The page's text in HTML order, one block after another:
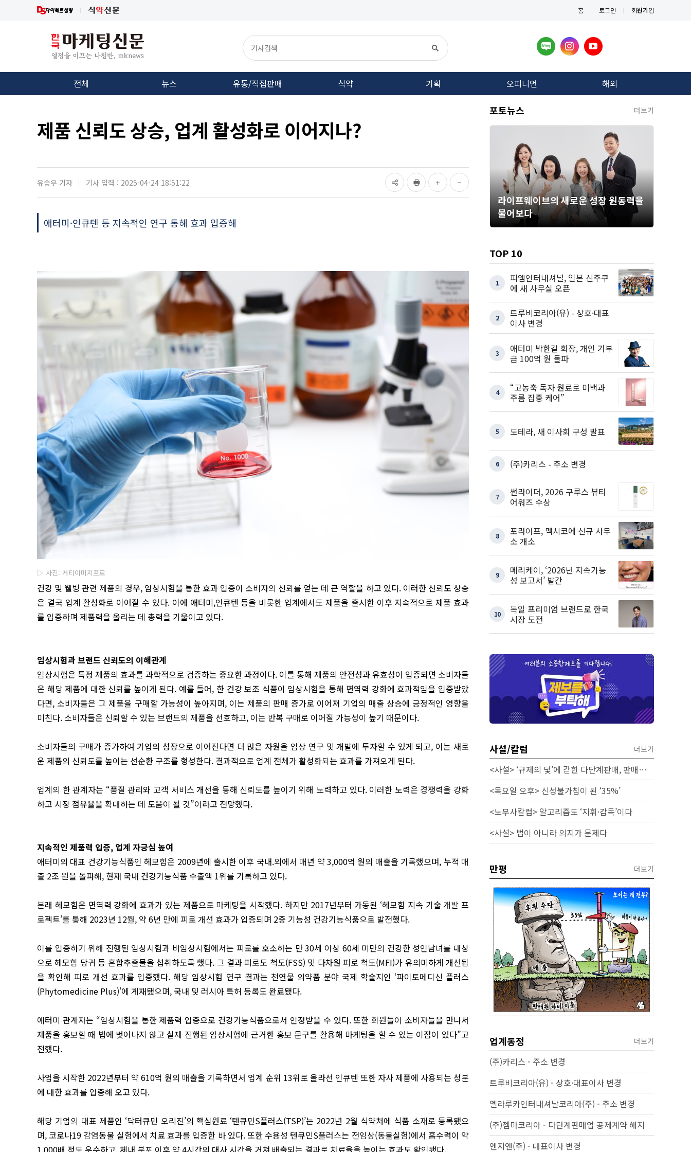
홈 로그인 회원가입
전체 뉴스 유통/직접판매 식약 기획 오피니언 해외
제품 신뢰도 상승, 업계 활성화로 이어지나?
유승우 기자 기사 입력 : 2025-04-24 18:51:22
애터미·인큐텐 등 지속적인 연구 통해 효과 입증해
▷ 사진: 게티이미지프로
건강 및 웰빙 관련 제품의 경우, 임상시험을 통한 효과 입증이 소비자의 신뢰를 얻는 데 큰 역할을 하고 있다. 이러한 신뢰도 상승
은 결국 업계 활성화로 이어질 수 있다. 이에 애터미,인큐텐 등을 비롯한 업계에서도 제품을 출시한 이후 지속적으로 제품 효과
를 입증하며 제품력을 올리는 데 총력을 기울이고 있다.
임상시험과 브랜드 신뢰도의 이해관계
임상시험은 특정 제품의 효과를 과학적으로 검증하는 중요한 과정이다. 이를 통해 제품의 안전성과 유효성이 입증되면 소비자들
은 해당 제품에 대한 신뢰를 높이게 된다. 예를 들어, 한 건강 보조 식품이 임상시험을 통해 면역력 강화에 효과적임을 입증받았
다면, 소비자들은 그 제품을 구매할 가능성이 높아지며, 이는 제품의 판매 증가로 이어져 기업의 매출 상승에 긍정적인 영향을
미친다. 소비자들은 신뢰할 수 있는 브랜드의 제품을 선호하고, 이는 반복 구매로 이어질 가능성이 높기 때문이다.
소비자들의 구매가 증가하여 기업의 성장으로 이어진다면 더 많은 자원을 임상 연구 및 개발에 투자할 수 있게 되고, 이는 새로
운 제품의 신뢰도를 높이는 선순환 구조를 형성한다. 결과적으로 업계 전체가 활성화되는 효과를 가져오게 된다.
업계의 한 관계자는 “품질 관리와 고객 서비스 개선을 통해 신뢰도를 높이기 위해 노력하고 있다. 이러한 노력은 경쟁력을 강화
하고 시장 점유율을 확대하는 데 도움이 될 것”이라고 전망했다.
지속적인 제품력 입증, 업계 자긍심 높여
애터미의 대표 건강기능식품인 헤모힘은 2009년에 출시한 이후 국내.외에서 매년 약 3,000억 원의 매출을 기록했으며, 누적 매
출 2조 원을 돌파해, 현재 국내 건강기능식품 수출액 1위를 기록하고 있다.
본래 헤모힘은 면역력 강화에 효과가 있는 제품으로 마케팅을 시작했다. 하지만 2017년부터 가동된 ‘헤모힘 지속 기술 개발 프
로젝트’를 통해 2023년 12월, 약 6년 만에 피로 개선 효과가 입증되며 2중 기능성 건강기능식품으로 발전했다.
이를 입증하기 위해 진행된 임상시험과 비임상시험에서는 피로를 호소하는 만 30세 이상 60세 미만의 건강한 성인남녀를 대상
으로 헤모힘 당귀 등 혼합추출물을 섭취하도록 했다. 그 결과 피로도 척도(FSS) 및 다차원 피로 척도(MFI)가 유의미하게 개선됨
을 확인해 피로 개선 효과를 입증했다. 해당 임상시험 연구 결과는 천연물 의약품 분야 국제 학술지인 ‘파이토메디신 플러스
(Phytomedicine Plus)’에 게재됐으며, 국내 및 러시아 특허 등록도 완료됐다.
애터미 관계자는 “임상시험을 통한 제품력 입증으로 건강기능식품으로서 인정받을 수 있다. 또한 회원들이 소비자들을 만나서
제품을 홍보할 때 법에 벗어나지 않고 실제 진행된 임상시험에 근거한 홍보 문구를 활용해 마케팅을 할 수 있는 이점이 있다”고
전했다.
사업을 시작한 2022년부터 약 610억 원의 매출을 기록하면서 업계 순위 13위로 올라선 인큐텐 또한 자사 제품에 사용되는 성분
에 대한 효과를 입증해 오고 있다.
해당 기업의 대표 제품인 ‘닥터큐민 오리진’의 핵심원료 ‘텐큐민S플러스(TSP)’는 2022년 2월 식약처에 식품 소재로 등록됐으
며, 코로나19 감염동물 실험에서 치료 효과를 입증한 바 있다. 또한 수용성 텐큐민S플러스는 전임상(동물실험)에서 흡수력이 약
1,000배 정도 우수하고, 체내 분포 이후 약 4시간의 대사 시간을 거쳐 배출되는 결과로 치료율을 높이는 효과도 확인됐다.
포토뉴스 더보기
라이프웨이브의 새로운 성장 원동력을
물어보다
TOP 10
1
피엠인터내셔널, 일본 신주쿠
에 새 사무실 오픈
2
트루비코리아(유) - 상호·대표
이사 변경
3
애터미 박한길 회장, 개인 기부
금 100억 원 돌파
4
“고농축 독자 원료로 미백과
주름 집중 케어”
5 도테라, 새 이사회 구성 발표
6 (주)카리스 - 주소 변경
7
썬라이더, 2026 구루스 뷰티
어워즈 수상
8
포라이프, 멕시코에 신규 사무
소 개소
9
메리케이, ‘2026년 지속가능
성 보고서’ 발간
10
독일 프리미엄 브랜드로 한국
시장 도전
사설/칼럼 더보기
<사설> ‘규제의 덫’에 갇힌 다단계판매, 판매원 보호 시급하다
<목요일 오후> 신성불가침이 된 ‘35%’
<노무사칼럼> 알고리즘도 ‘지휘·감독’이다
<사설> 법이 아니라 의지가 문제다
만평 더보기
업계동정 더보기
(주)카리스 - 주소 변경
트루비코리아(유) - 상호·대표이사 변경
멜라루카인터내셔날코리아(주) - 주소 변경
(주)젬마코리아 - 다단계판매업 공제계약 해지
엔지엔(주) - 대표이사 변경